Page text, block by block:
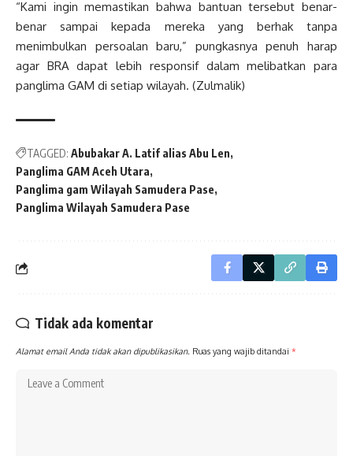
“Kami ingin memastikan bahwa bantuan tersebut benar-
benar sampai kepada mereka yang berhak tanpa
menimbulkan persoalan baru,” pungkasnya penuh harap
agar BRA dapat lebih responsif dalam melibatkan para
panglima GAM di setiap wilayah. (Zulmalik)
TAGGED: Abubakar A. Latif alias Abu Len
Panglima GAM Aceh Utara
Panglima gam Wilayah Samudera Pase
Panglima Wilayah Samudera Pase
Tidak ada komentar
Alamat email Anda tidak akan dipublikasikan. Ruas yang wajib ditandai *